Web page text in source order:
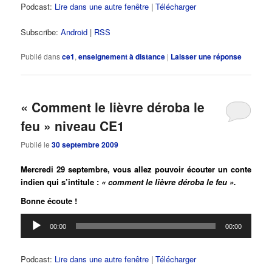
Podcast: Lire dans une autre fenêtre |Télécharger
Subscribe:Android | RSS
Publié dansce1,enseignement à distance | Laisser une réponse
« Comment le lièvre déroba le
feu » niveau CE1
Publié le30 septembre 2009
Mercredi 29 septembre, vous allez pouvoir écouter un conte
indien qui s’intitule : « comment le lièvre déroba le feu ».
Bonne écoute !
Lecteur
audio
00:00 00:00
Podcast: Lire dans une autre fenêtre |Télécharger